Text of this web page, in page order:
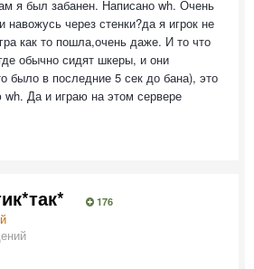
я был забанен. Написано wh. Очень
через стенки?да я игрок не
как то пошла,очень даже. И то что
обычно сидят шкеры, и они
было в последние 5 сек до бана), это
wh. Да и играю на этом сервере
176